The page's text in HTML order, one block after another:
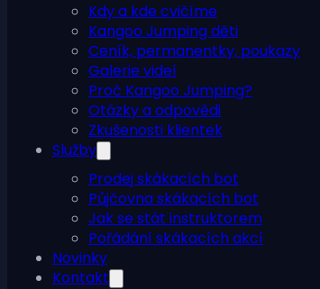
Kdy a kde cvičíme
Kangoo Jumping děti
Ceník, permanentky, poukazy
Galerie videí
Proč Kangoo Jumping?
Otázky a odpovědi
Zkušenosti klientek
Služby
Prodej skákacích bot
Půjčovna skákacích bot
Jak se stát instruktorem
Pořádání skákacích akcí
Novinky
Kontakt